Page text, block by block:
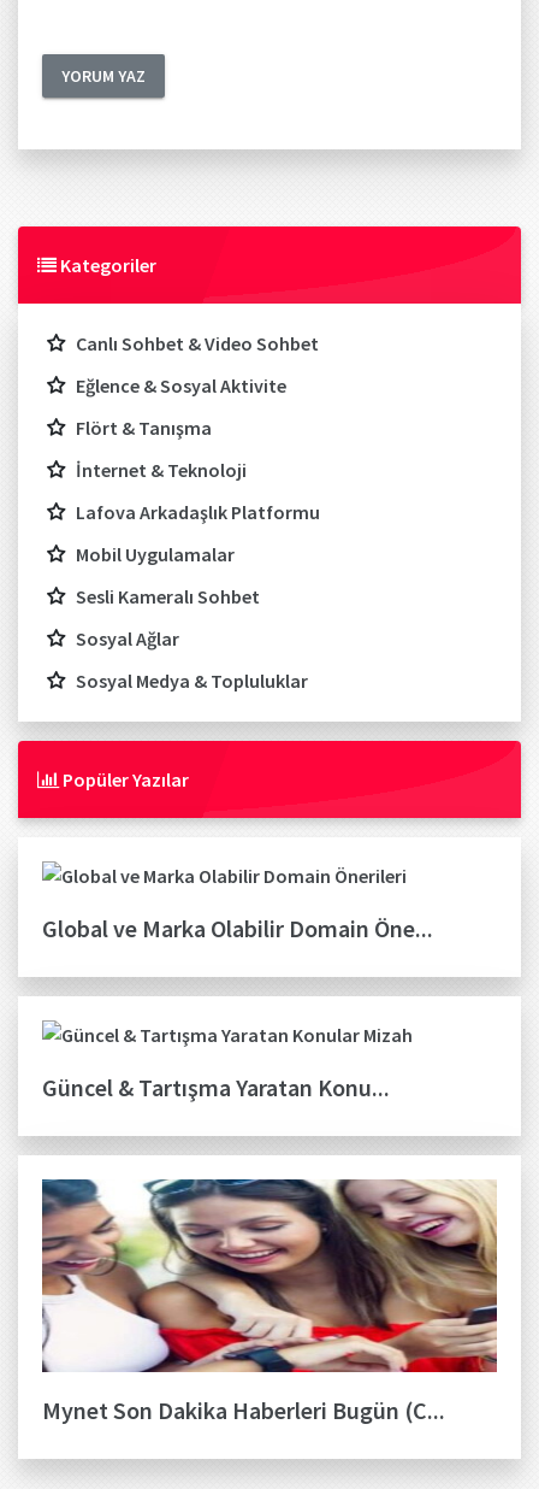
Kategoriler
Canlı Sohbet & Video Sohbet
Eğlence & Sosyal Aktivite
Flört & Tanışma
İnternet & Teknoloji
Lafova Arkadaşlık Platformu
Mobil Uygulamalar
Sesli Kameralı Sohbet
Sosyal Ağlar
Sosyal Medya & Topluluklar
Popüler Yazılar
Global ve Marka Olabilir Domain Öne...
Güncel & Tartışma Yaratan Konu...
Mynet Son Dakika Haberleri Bugün (C...